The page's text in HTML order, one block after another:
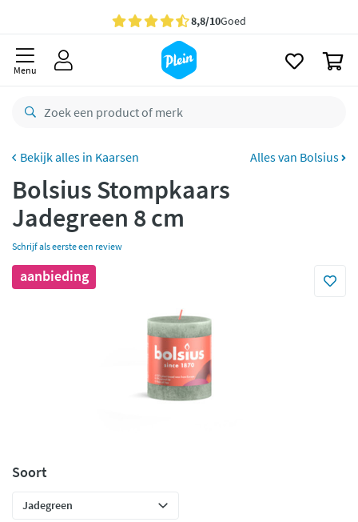
Gratisbezorging vanaf 35,- *
besteld,
Gratisretourneren
Betaal met Klarna
Menu
Kaarsen Alles van Bolsius
Bolsius Stompkaars
Jadegreen 8 cm
Schrijf als eerste een review
aanbieding
Soort